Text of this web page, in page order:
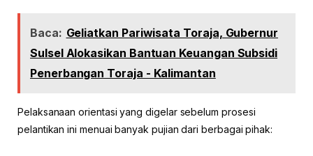
Baca: Geliatkan Pariwisata Toraja, Gubernur
Sulsel Alokasikan Bantuan Keuangan Subsidi
Penerbangan Toraja - Kalimantan
Pelaksanaan orientasi yang digelar sebelum prosesi
pelantikan ini menuai banyak pujian dari berbagai pihak: